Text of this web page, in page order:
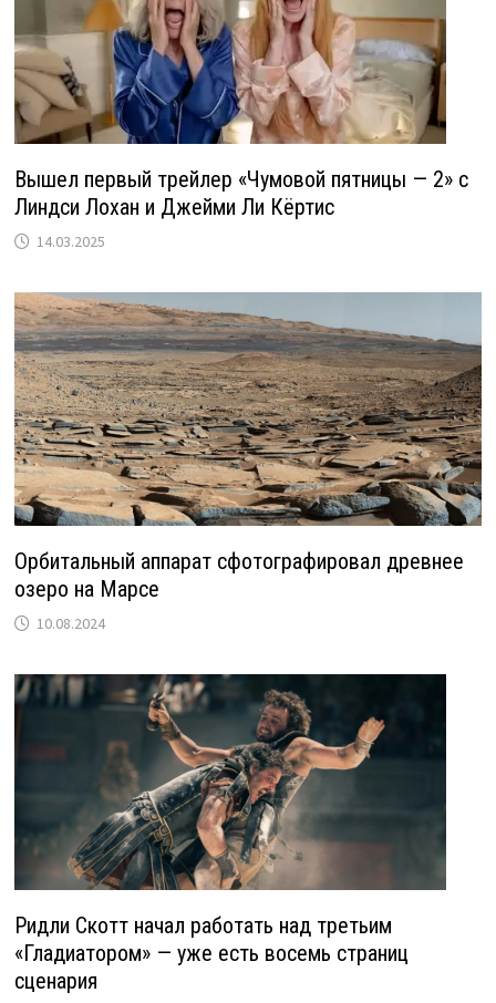
Вышел первый трейлер «Чумовой пятницы — 2» с
Линдси Лохан и Джейми Ли Кёртис
14.03.2025
Орбитальный аппарат сфотографировал древнее
озеро на Марсе
10.08.2024
Ридли Скотт начал работать над третьим
«Гладиатором» — уже есть восемь страниц
сценария